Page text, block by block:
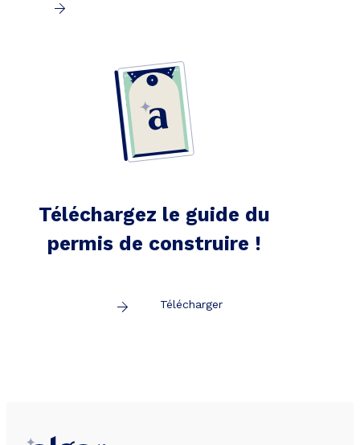
Téléchargez le guide du
permis de construire !
Télécharger